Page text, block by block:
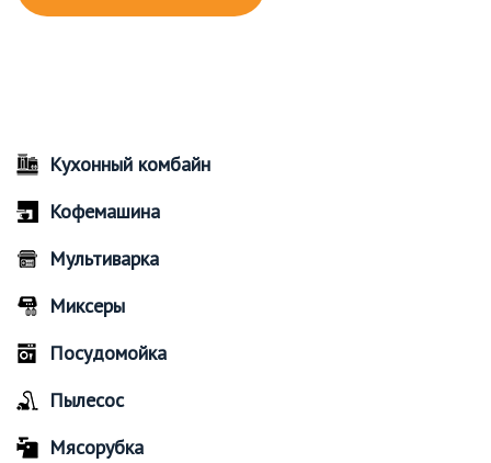
Кухонный комбайн
Кофемашина
Мультиварка
Миксеры
Посудомойка
Пылесос
Мясорубка